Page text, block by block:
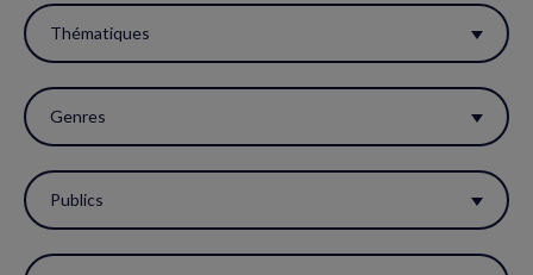
pour
réactualiser
la
page.
Thématiques
Genres
Publics